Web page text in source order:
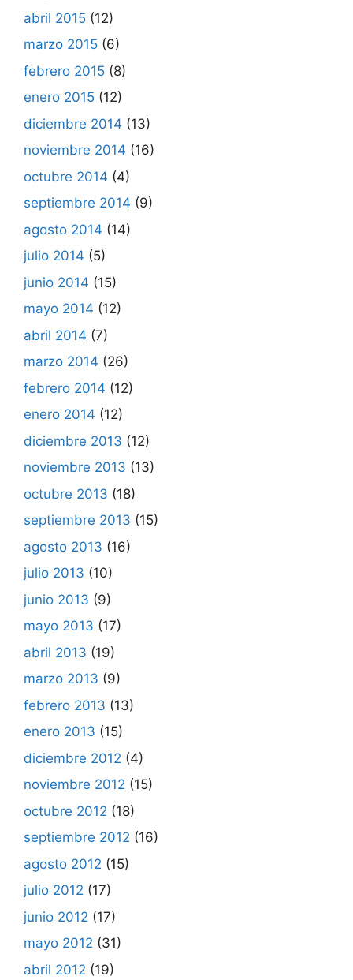
abril 2015 (12)
marzo 2015 (6)
febrero 2015 (8)
enero 2015 (12)
diciembre 2014 (13)
noviembre 2014 (16)
octubre 2014 (4)
septiembre 2014 (9)
agosto 2014 (14)
julio 2014 (5)
junio 2014 (15)
mayo 2014 (12)
abril 2014 (7)
marzo 2014 (26)
febrero 2014 (12)
enero 2014 (12)
diciembre 2013 (12)
noviembre 2013 (13)
octubre 2013 (18)
septiembre 2013 (15)
agosto 2013 (16)
julio 2013 (10)
junio 2013 (9)
mayo 2013 (17)
abril 2013 (19)
marzo 2013 (9)
febrero 2013 (13)
enero 2013 (15)
diciembre 2012 (4)
noviembre 2012 (15)
octubre 2012 (18)
septiembre 2012 (16)
agosto 2012 (15)
julio 2012 (17)
junio 2012 (17)
mayo 2012 (31)
abril 2012 (19)